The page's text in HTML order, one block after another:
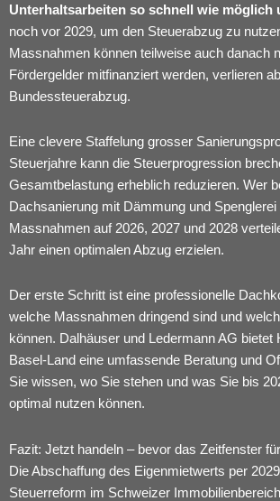
Unterhaltsarbeiten so schnell wie möglich
noch vor 2029, um den Steuerabzug zu
Massnahmen können teilweise auch danach
Fördergelder mitfinanziert werden, verlieren
Bundessteuerabzug.
Eine clevere Staffelung grosser
Steuerjahre kann die Steuerprogression
Gesamtbelastung erheblich reduzieren. Wer
Dachsanierung mit Dämmung und Spenglerei
Massnahmen auf 2026, 2027 und 2028
Jahr einen optimalen Abzug erzielen.
Der erste Schritt ist eine professionelle
welche Massnahmen dringend sind und
können. Dalhäuser und Ledermann AG bietet
Basel-Land eine umfassende Beratung und
Sie wissen, wo Sie stehen und was Sie bis
optimal nutzen können.
Fazit: Jetzt handeln – bevor das Zeitfenster
Die Abschaffung des Eigenmietwerts per
Steuerreform im Schweizer